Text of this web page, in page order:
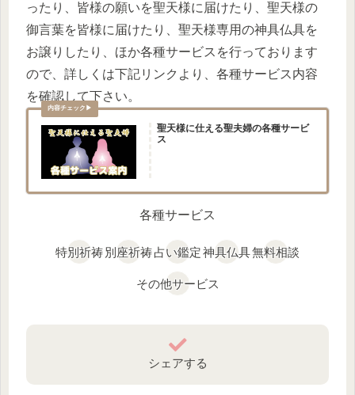
ったり、皆様の願いを聖天様に届けたり、聖天様の
御言葉を皆様に届けたり、聖天様専用の神具仏具を
お譲りしたり、ほか各種サービスを行っております
ので、詳しくは下記リンクより、各種サービス内容
を確認して下さい。
聖天様に仕える聖夫婦の各種サービ
ス
各種サービス
特別祈祷別座祈祷占い鑑定神具仏具無料相談
その他サービス
シェアする